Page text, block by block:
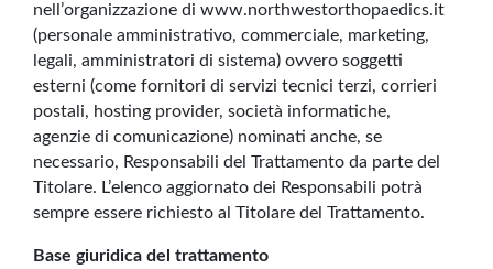
nell’organizzazione di www.northwestorthopaedics.it
(personale amministrativo, commerciale, marketing,
legali, amministratori di sistema) ovvero soggetti
esterni (come fornitori di servizi tecnici terzi, corrieri
postali, hosting provider, società informatiche,
agenzie di comunicazione) nominati anche, se
necessario, Responsabili del Trattamento da parte del
Titolare. L’elenco aggiornato dei Responsabili potrà
sempre essere richiesto al Titolare del Trattamento.
Base giuridica del trattamento